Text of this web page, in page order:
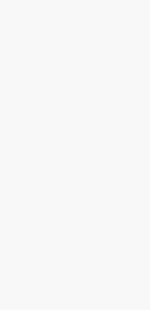
靠规模取胜，华
长引擎是什么？